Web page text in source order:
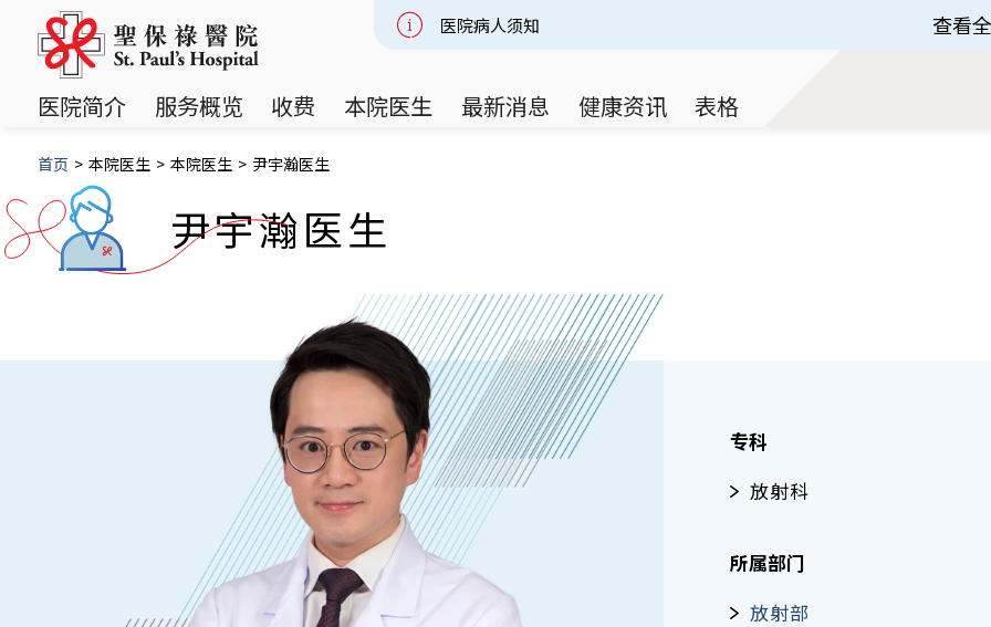
医院病人须知 查看
医院简介 服务概览 收费 本院医生 最新消息 健康资讯 表格
首页 > 本院医生 > 本院医生 > 尹宇瀚医生
尹宇瀚医生
专科
放射科
所属部门
放射部